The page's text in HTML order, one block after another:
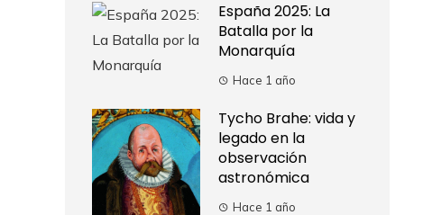
España 2025: La
Batalla por la
Monarquía
Hace 1 año
Tycho Brahe: vida y
legado en la
observación
astronómica
Hace 1 año